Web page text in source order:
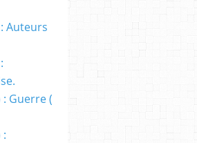
Auteurs
Guerre (